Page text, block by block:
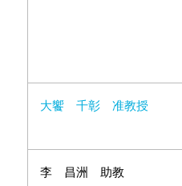
大饗 千彰 准教授
李 昌洲 助教